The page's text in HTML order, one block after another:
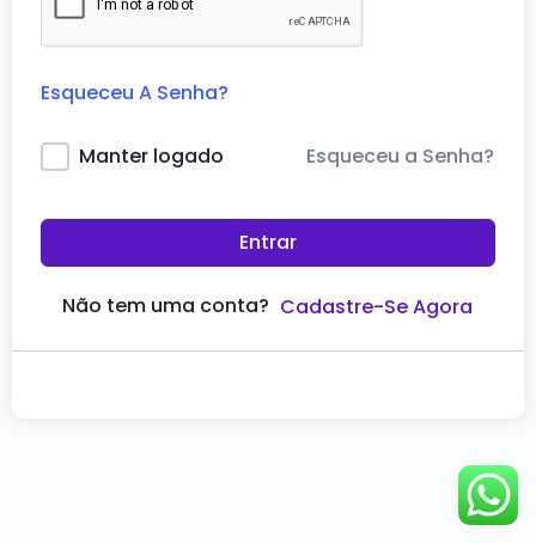
Esqueceu A Senha?
Manter logado Esqueceu a Senha?
Entrar
Não tem uma conta? Cadastre-Se Agora